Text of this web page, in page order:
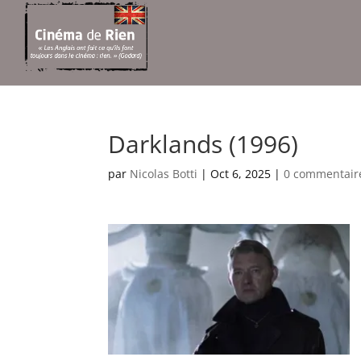
Darklands (1996)
par Nicolas Botti |Oct 6, 2025 |0